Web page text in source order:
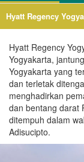
Hyatt Regency
Hyatt Regency
Yogyakarta,
Yogyakarta yang
dan terletak
menghadirkan
dan bentang darat
ditempuh dalam
Adisucipto.